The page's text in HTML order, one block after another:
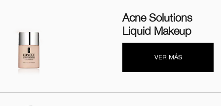
Acne Solutions
Liquid Makeup
VER MÁS